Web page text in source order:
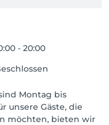
- 20:00
Montag bis
unsere Gäste, die
möchten, bieten wir